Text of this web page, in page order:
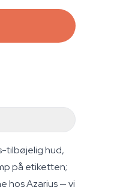
tilbøjelig hud,
på etiketten;
hos Azarius — vi